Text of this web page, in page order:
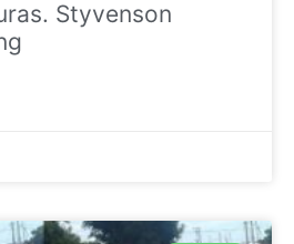
Styvenson